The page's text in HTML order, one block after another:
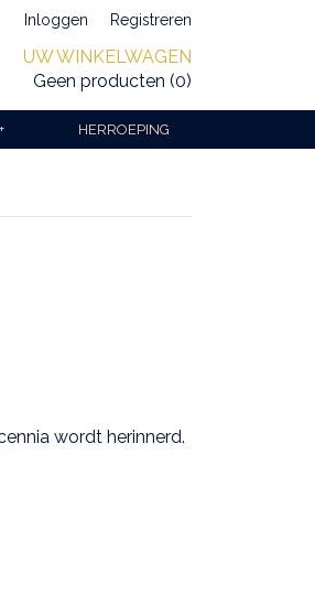
Inloggen Registreren
UW WINKELWAGEN
Geen producten (0)
HERROEPING
+
wordt herinnerd.